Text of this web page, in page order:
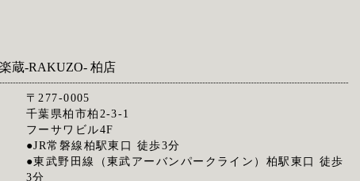
蔵‐RAKUZO‐ 柏店
〒277-0005
千葉県柏市柏2-3-1
フーサワビル4F
●JR常磐線柏駅東口 徒歩3分
●東武野田線（東武アーバンパークライン）柏駅東口 徒歩
3分